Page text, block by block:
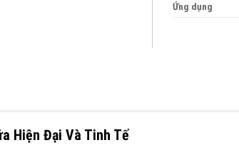
Ứng dụng
Hiện Đại Và Tinh Tế